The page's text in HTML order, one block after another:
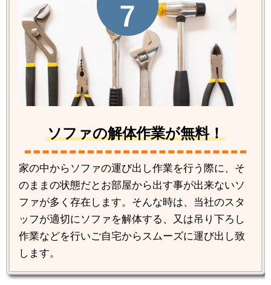
ソファの解体作業が無料！
家の中からソファの運び出し作業を行う際に、そ
のままの状態だとお部屋から出す事が出来ないソ
ファが多く存在します。そんな時は、当社のスタ
ッフが適切にソファを解体する、又は吊り下ろし
作業などを行いご自宅からスムーズに運び出し致
します。